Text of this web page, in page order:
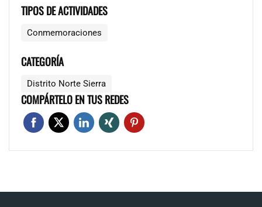
TIPOS DE ACTIVIDADES
Conmemoraciones
CATEGORÍA
Distrito Norte Sierra
COMPÁRTELO EN TUS REDES